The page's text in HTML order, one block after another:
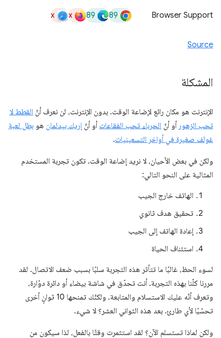
Browser Support
89
89
x
x
Source
المشكلة
الإنترنت هو مكان رائع لإضاعة الوقت. بدون الإنترنت، لن نعرف أنّ القطط لا
تحب الزهور أو أنّ الحرباء تحب الفقاعات أو أنّ إريك بيدلمان هو بطل لعبة
غولف صغيرة في أواخر التسعينيات.
ولكن في بعض الأحيان، لا نريد إضاعة الوقت. تكون تجربة المستخدم
المثالية على النحو التالي:
الهاتف خارج الجيب
تحقيق هدف ثانوي
إعادة الهاتف إلى الجيب
استئناف الحياة
لسوء الحظ، غالبًا ما تتأثر هذه التجربة سلبًا بسبب ضعف الاتصال. لقد
مررنا كلّنا بهذه التجربة. أنت تحدّق في شاشة بيضاء أو دائرة دوّارة،
وتعرف أنّه عليك الاستسلام والمتابعة، ولكنّك تمنحها 10 ثوانٍ أخرى
تحسّبًا لأي طارئ. بعد هذه الثواني العشر؟ لا شيء.
ولكن لماذا تستسلم الآن؟ لقد استثمرت وقتًا بالفعل، لذا سيكون من